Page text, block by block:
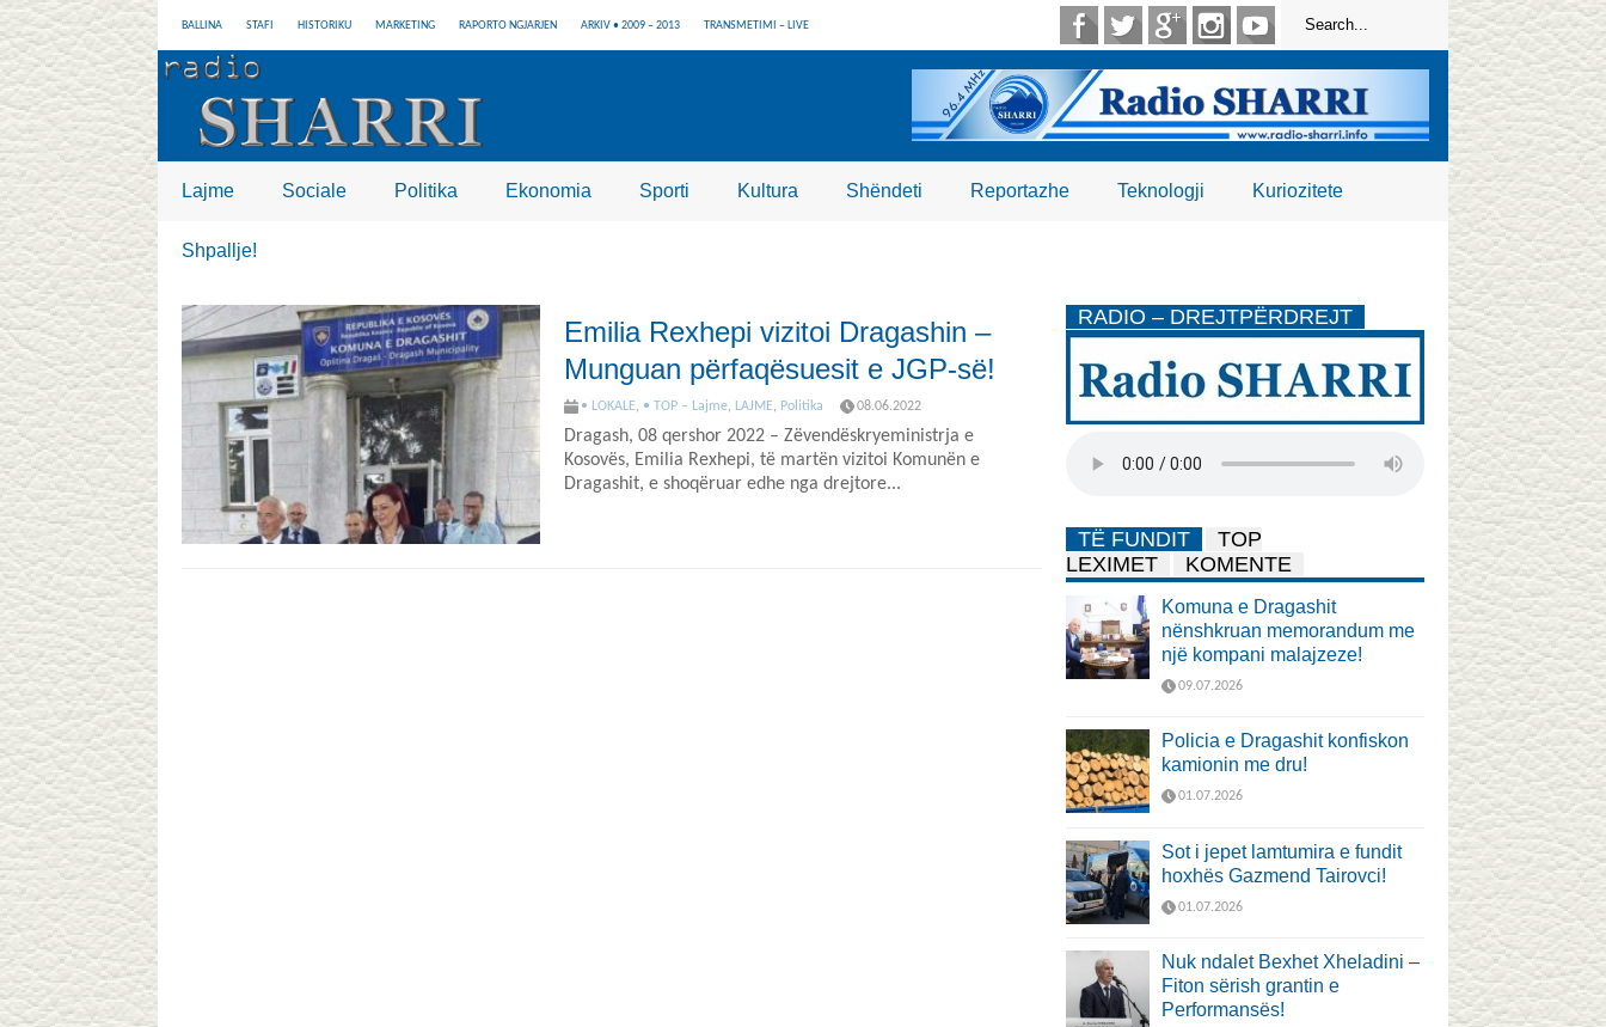
BALLINA STAFI HISTORIKU MARKETING RAPORTO NGJARJEN ARKIV • 2009 – 2013 TRANSMETIMI – LIVE
Lajme Sociale Politika Ekonomia Sporti Kultura Shëndeti Reportazhe Teknologji Kuriozitete
Shpallje!
Emilia Rexhepi vizitoi Dragashin –
Munguan përfaqësuesit e JGP-së!
• LOKALE, • TOP – Lajme, LAJME, Politika 08.06.2022
Dragash, 08 qershor 2022 – Zëvendëskryeministrja e
Kosovës, Emilia Rexhepi, të martën vizitoi Komunën e
Dragashit, e shoqëruar edhe nga drejtore...
RADIO – DREJTPËRDREJT
TË FUNDIT
TOP
LEXIMET
KOMENTE
Komuna e Dragashit
nënshkruan memorandum me
një kompani malajzeze!
09.07.2026
Policia e Dragashit konfiskon
kamionin me dru!
01.07.2026
Sot i jepet lamtumira e fundit
hoxhës Gazmend Tairovci!
01.07.2026
Nuk ndalet Bexhet Xheladini –
Fiton sërish grantin e
Performansës!